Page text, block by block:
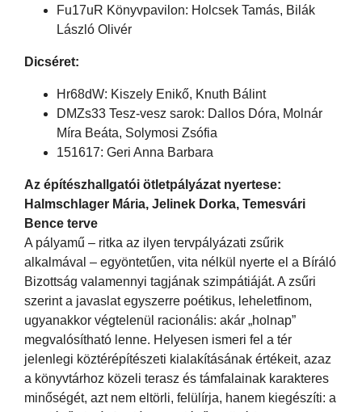
Fu17uR Könyvpavilon: Holcsek Tamás, Bilák
László Olivér
Dicséret:
Hr68dW: Kiszely Enikő, Knuth Bálint
DMZs33 Tesz-vesz sarok: Dallos Dóra, Molnár
Míra Beáta, Solymosi Zsófia
151617: Geri Anna Barbara
Az építészhallgatói ötletpályázat nyertese:
Halmschlager Mária, Jelinek Dorka, Temesvári
Bence terve
A pályamű – ritka az ilyen tervpályázati zsűrik
alkalmával – egyöntetűen, vita nélkül nyerte el a Bíráló
Bizottság valamennyi tagjának szimpátiáját. A zsűri
szerint a javaslat egyszerre poétikus, leheletfinom,
ugyanakkor végtelenül racionális: akár „holnap”
megvalósítható lenne. Helyesen ismeri fel a tér
jelenlegi köztérépítészeti kialakításának értékeit, azaz
a könyvtárhoz közeli terasz és támfalainak karakteres
minőségét, azt nem eltörli, felülírja, hanem kiegészíti: a